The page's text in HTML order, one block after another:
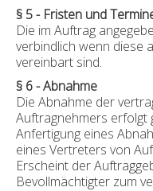
§ 5 - Fristen und
Die im Auftrag
verbindlich wenn diese
vereinbart sind.
§ 6 - Abnahme
Die Abnahme der
Auftragnehmers erfolgt
Anfertigung eines
eines Vertreters von
Erscheint der
Bevollmächtigter zum